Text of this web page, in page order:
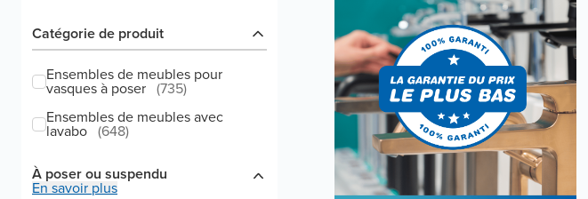
Catégorie de produit
Ensembles de meubles pour
vasques à poser (735)
Ensembles de meubles avec
lavabo (648)
À poser ou suspendu
En savoir plus